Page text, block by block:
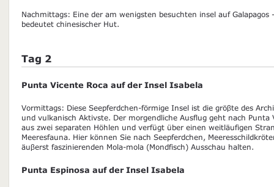
Nachmittags: Eine der am wenigsten besuchten insel auf
bedeutet chinesischer Hut.
Tag 2
Punta Vicente Roca auf der Insel Isabela
Vormittags: Diese Seepferdchen-förmige Insel ist die gröβte des
und vulkanisch Aktivste. Der morgendliche Ausflug geht nach Punta
aus zwei separaten Höhlen und verfügt über einen weitläufigen
Meeresfauna. Hier können Sie nach Seepferdchen,
äuβerst faszinierenden Mola-mola (Mondfisch) Ausschau halten.
Punta Espinosa auf der Insel Isabela